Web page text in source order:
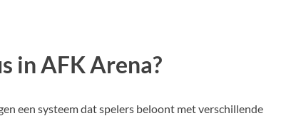
in AFK Arena?
een systeem dat spelers beloont met verschillende